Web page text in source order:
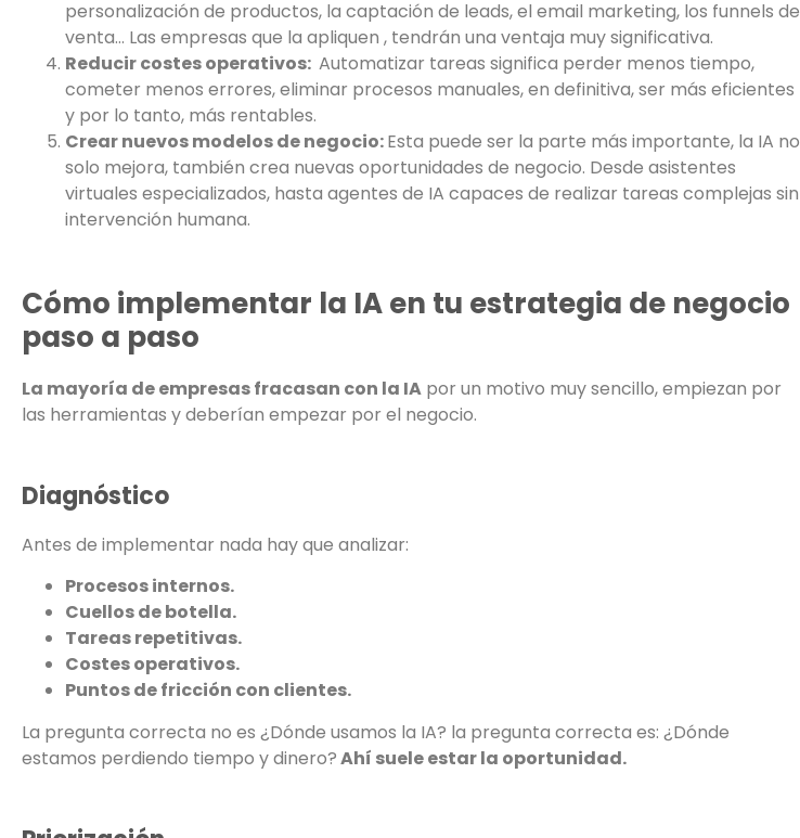
personalización de productos, la captación de leads, el email marketing, los funnels de
venta… Las empresas que la apliquen , tendrán una ventaja muy significativa.
Reducir costes operativos: Automatizar tareas significa perder menos tiempo,
cometer menos errores, eliminar procesos manuales, en definitiva, ser más eficientes
y por lo tanto, más rentables.
Crear nuevos modelos de negocio:Esta puede ser la parte más importante, la IA no
solo mejora, también crea nuevas oportunidades de negocio. Desde asistentes
virtuales especializados, hasta agentes de IA capaces de realizar tareas complejas sin
intervención humana.
Cómo implementar la IA en tu estrategia de negocio
paso a paso
La mayoría de empresas fracasan con la IA por un motivo muy sencillo, empiezan por
las herramientas y deberían empezar por el negocio.
Diagnóstico
Antes de implementar nada hay que analizar:
Procesos internos.
Cuellos de botella.
Tareas repetitivas.
Costes operativos.
Puntos de fricción con clientes.
La pregunta correcta no es ¿Dónde usamos la IA? la pregunta correcta es: ¿Dónde
estamos perdiendo tiempo y dinero?Ahí suele estar la oportunidad.